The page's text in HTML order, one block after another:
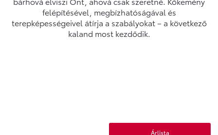
felépítésével, megbízhatóságával és
terepképességeivel átírja a szabályokat – a következő
kaland most kezdődik.
Árlista